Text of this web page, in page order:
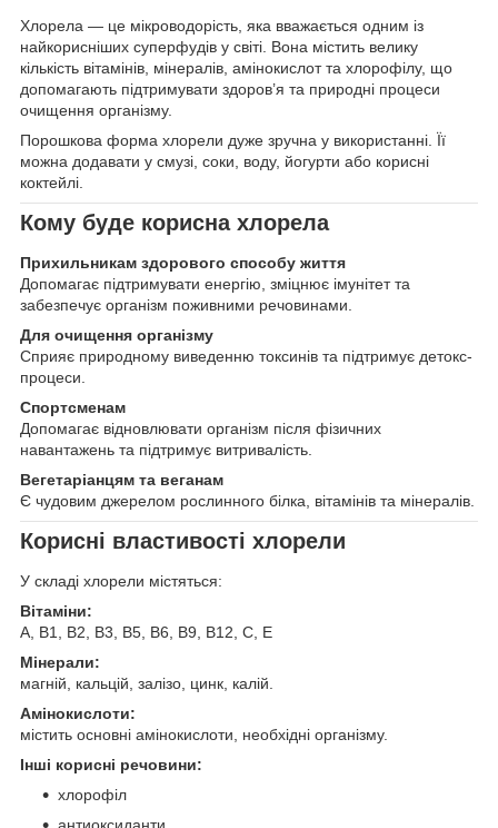
Хлорела — це мікроводорість, яка вважається одним із
найкорисніших суперфудів у світі. Вона містить велику
кількість вітамінів, мінералів, амінокислот та хлорофілу, що
допомагають підтримувати здоров’я та природні процеси
очищення організму.
Порошкова форма хлорели дуже зручна у використанні. Її
можна додавати у смузі, соки, воду, йогурти або корисні
коктейлі.
Кому буде корисна хлорела
Прихильникам здорового способу життя
Допомагає підтримувати енергію, зміцнює імунітет та
забезпечує організм поживними речовинами.
Для очищення організму
Сприяє природному виведенню токсинів та підтримує детокс-
процеси.
Спортсменам
Допомагає відновлювати організм після фізичних
навантажень та підтримує витривалість.
Вегетаріанцям та веганам
Є чудовим джерелом рослинного білка, вітамінів та мінералів.
Корисні властивості хлорели
У складі хлорели містяться:
Вітаміни:
A, B1, B2, B3, B5, B6, B9, B12, C, E
Мінерали:
магній, кальцій, залізо, цинк, калій.
Амінокислоти:
містить основні амінокислоти, необхідні організму.
Інші корисні речовини:
хлорофіл